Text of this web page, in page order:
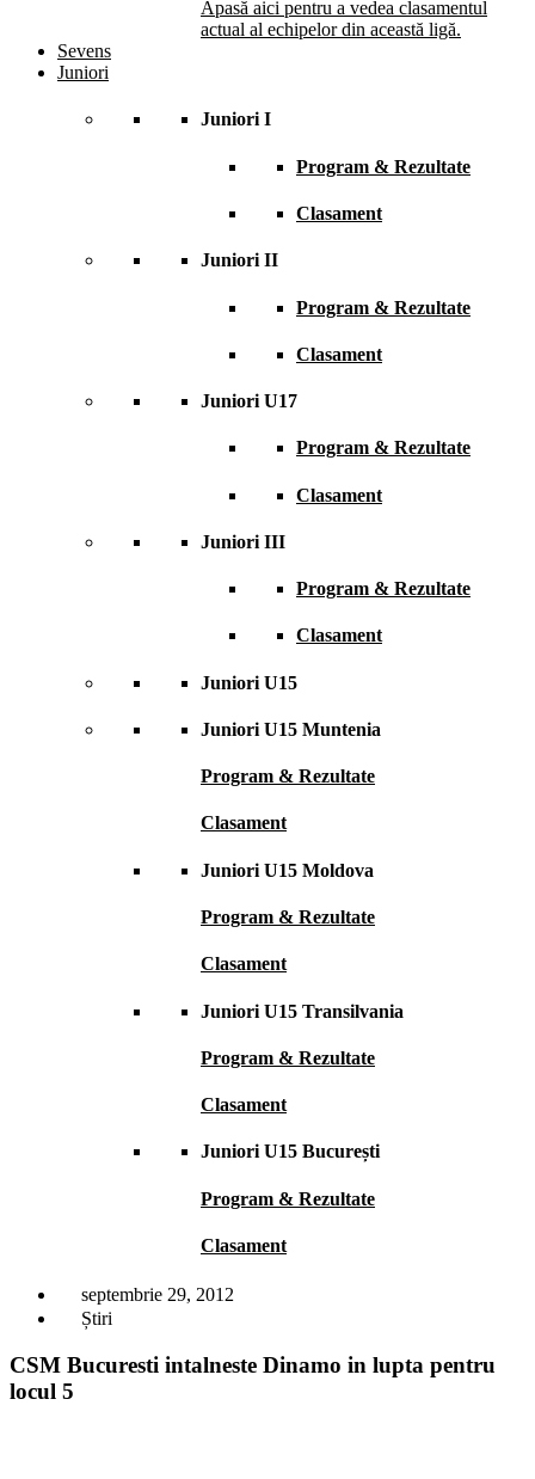
Apasă aici pentru a vedea clasamentul
actual al echipelor din această ligă.
Sevens
Juniori
Juniori I
Program & Rezultate
Clasament
Juniori II
Program & Rezultate
Clasament
Juniori U17
Program & Rezultate
Clasament
Juniori III
Program & Rezultate
Clasament
Juniori U15
Juniori U15 Muntenia
Program & Rezultate
Clasament
Juniori U15 Moldova
Program & Rezultate
Clasament
Juniori U15 Transilvania
Program & Rezultate
Clasament
Juniori U15 București
Program & Rezultate
Clasament
septembrie 29, 2012
Știri
CSM Bucuresti intalneste Dinamo in lupta pentru
locul 5